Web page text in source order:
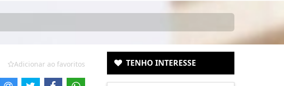
Adicionar ao favoritos TENHO INTERESSE